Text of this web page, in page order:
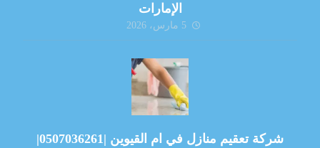
الإمارات
5 مارس، 2026
شركة تعقيم منازل في ام القيوين |0507036261|